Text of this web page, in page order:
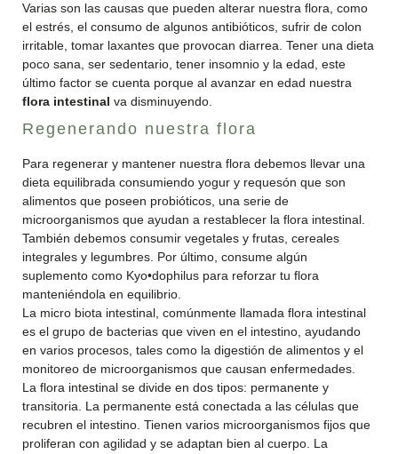
Varias son las causas que pueden alterar nuestra flora, como
el estrés, el consumo de algunos antibióticos, sufrir de colon
irritable, tomar laxantes que provocan diarrea. Tener una dieta
poco sana, ser sedentario, tener insomnio y la edad, este
último factor se cuenta porque al avanzar en edad nuestra
flora intestinal va disminuyendo.
Regenerando nuestra flora
Para regenerar y mantener nuestra flora debemos llevar una
dieta equilibrada consumiendo yogur y requesón que son
alimentos que poseen probióticos, una serie de
microorganismos que ayudan a restablecer la flora intestinal.
También debemos consumir vegetales y frutas, cereales
integrales y legumbres. Por último, consume algún
suplemento como Kyo•dophilus para reforzar tu flora
manteniéndola en equilibrio.
La micro biota intestinal, comúnmente llamada flora intestinal
es el grupo de bacterias que viven en el intestino, ayudando
en varios procesos, tales como la digestión de alimentos y el
monitoreo de microorganismos que causan enfermedades.
La flora intestinal se divide en dos tipos: permanente y
transitoria. La permanente está conectada a las células que
recubren el intestino. Tienen varios microorganismos fijos que
proliferan con agilidad y se adaptan bien al cuerpo. La